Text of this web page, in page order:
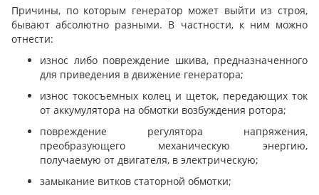
Причины, по которым генератор может выйти из строя,
бывают абсолютно разными. В частности, к ним можно
отнести:
износ либо повреждение шкива, предназначенного
для приведения в движение генератора;
износ токосъемных колец и щеток, передающих ток
от аккумулятора на обмотки возбуждения ротора;
повреждение регулятора напряжения,
преобразующего механическую энергию,
получаемую от двигателя, в электрическую;
замыкание витков статорной обмотки;